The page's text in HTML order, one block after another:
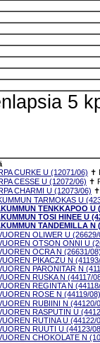
5
CURKE U (12071/06) ✝
CESSE U (12072/06) ✝
CHARMI U (12073/06) ✝
TARMOKAS U
TENKKAPOO U
TOSI HINEE U
TANDEMILLA N
OLIWER U
OTSON ONNI U
OCRA N (26631/
PIKACZU N
PARONITAR N
RUSKA N (44117/
REGINTA N
ROSE N (44119/08)
RUBIINI N (44120/
RASPUTIN U
RUTINA U (44122/
RUUTI U (44123/
CHOKOLATE N